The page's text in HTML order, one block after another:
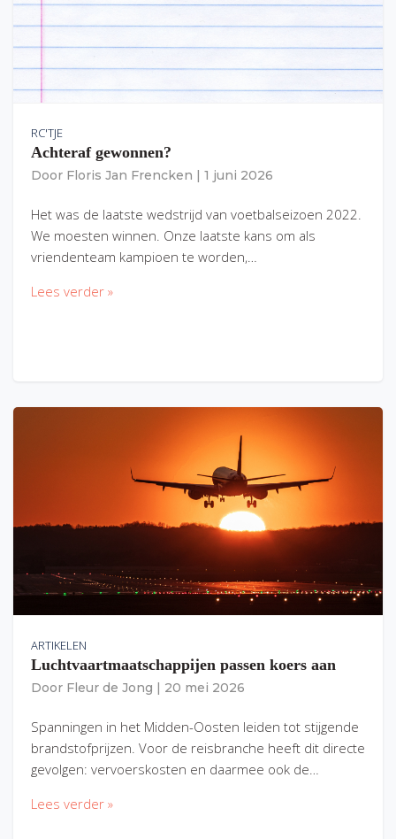
RC'TJE
Achteraf gewonnen?
Door Floris Jan Frencken 1 juni 2026
Het was de laatste wedstrijd van voetbalseizoen 2022.
We moesten winnen. Onze laatste kans om als
vriendenteam kampioen te worden,…
Lees verder »
ARTIKELEN
Luchtvaartmaatschappijen passen koers aan
Door Fleur de Jong 20 mei 2026
Spanningen in het Midden-Oosten leiden tot stijgende
brandstofprijzen. Voor de reisbranche heeft dit directe
gevolgen: vervoerskosten en daarmee ook de…
Lees verder »